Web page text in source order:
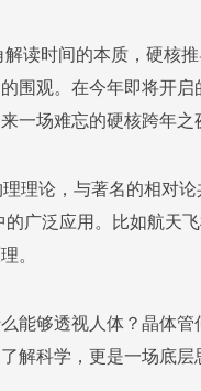
读时间的本质，硬核
围观。在今年即将开
场难忘的硬核跨年之
理论，与著名的相对
广泛应用。比如航天
。
能够透视人体？晶体
解科学，更是一场底层